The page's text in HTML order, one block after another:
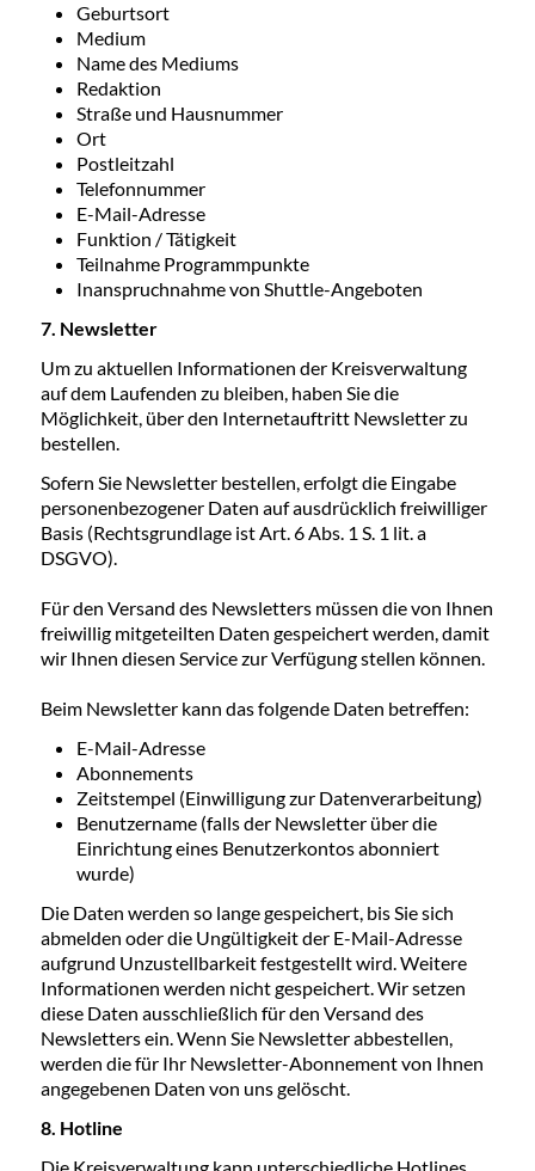
Geburtsort
Medium
Name des Mediums
Redaktion
Straße und Hausnummer
Ort
Postleitzahl
Telefonnummer
E-Mail-Adresse
Funktion / Tätigkeit
Teilnahme Programmpunkte
Inanspruchnahme von Shuttle-Angeboten
7. Newsletter
Um zu aktuellen Informationen der Kreisverwaltung
auf dem Laufenden zu bleiben, haben Sie die
Möglichkeit, über den Internetauftritt Newsletter zu
bestellen.
Sofern Sie Newsletter bestellen, erfolgt die Eingabe
personenbezogener Daten auf ausdrücklich freiwilliger
Basis (Rechtsgrundlage ist Art. 6 Abs. 1 S. 1 lit. a
DSGVO).
Für den Versand des Newsletters müssen die von Ihnen
freiwillig mitgeteilten Daten gespeichert werden, damit
wir Ihnen diesen Service zur Verfügung stellen können.
Beim Newsletter kann das folgende Daten betreffen:
E-Mail-Adresse
Abonnements
Zeitstempel (Einwilligung zur Datenverarbeitung)
Benutzername (falls der Newsletter über die
Einrichtung eines Benutzerkontos abonniert
wurde)
Die Daten werden so lange gespeichert, bis Sie sich
abmelden oder die Ungültigkeit der E-Mail-Adresse
aufgrund Unzustellbarkeit festgestellt wird. Weitere
Informationen werden nicht gespeichert. Wir setzen
diese Daten ausschließlich für den Versand des
Newsletters ein. Wenn Sie Newsletter abbestellen,
werden die für Ihr Newsletter-Abonnement von Ihnen
angegebenen Daten von uns gelöscht.
8. Hotline